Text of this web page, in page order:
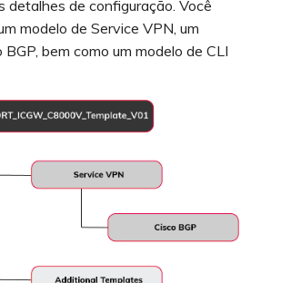
detalhes de configuração. Você
modelo de Service VPN, um
BGP, bem como um modelo de CLI